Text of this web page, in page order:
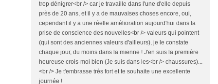
trop dénigrer<br /> car je travaille dans l'une d'elle depuis
près de 20 ans, et il y a de mauvaises choses encore, oui,
cependant il y a une réelle amélioration aujourd'hui dans la
prise de conscience des nouvelles<br /> valeurs qui pointent
(qui sont des anciennes valeurs d'ailleurs), je le constate
chaque jour, du moins dans la mienne ! J'en suis la première
heureuse crois-moi bien (Je suis dans les<br /> chaussures)...
<br /> Je t'embrasse très fort et te souhaite une excellente
journée !